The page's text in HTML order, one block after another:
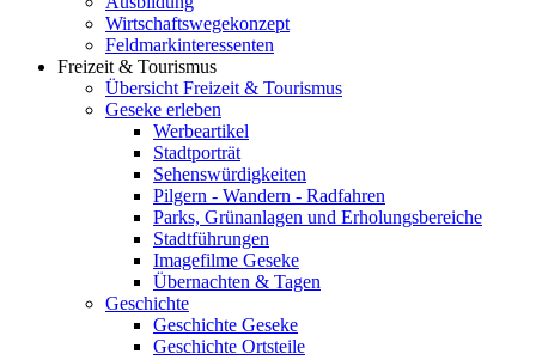
Wirtschaftswegekonzept
Feldmarkinteressenten
Freizeit & Tourismus
Übersicht Freizeit & Tourismus
Geseke erleben
Werbeartikel
Stadtporträt
Sehenswürdigkeiten
Pilgern - Wandern - Radfahren
Parks, Grünanlagen und Erholungsbereiche
Stadtführungen
Imagefilme Geseke
Übernachten & Tagen
Geschichte
Geschichte Geseke
Geschichte Ortsteile